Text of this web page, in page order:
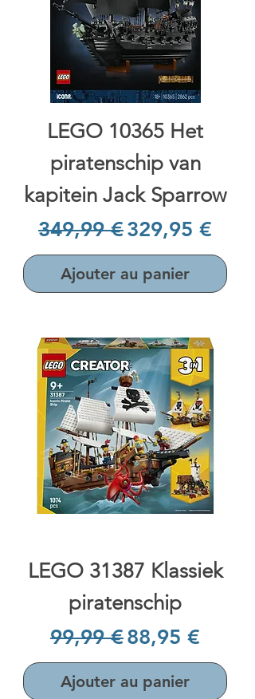
LEGO 10365 Het
piratenschip van
kapitein Jack Sparrow
Prix original
349,99 €Prix
329,95 €
Ajouter au panier
LEGO 31387 Klassiek
piratenschip
Prix original
99,99 €Prix
88,95 €
Ajouter au panier